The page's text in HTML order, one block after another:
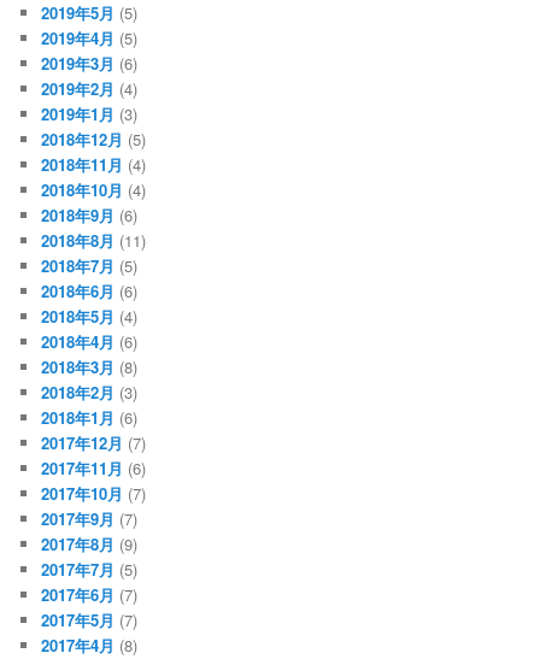
2019年5月 (5)
2019年4月 (5)
2019年3月 (6)
2019年2月 (4)
2019年1月 (3)
2018年12月 (5)
2018年11月 (4)
2018年10月 (4)
2018年9月 (6)
2018年8月 (11)
2018年7月 (5)
2018年6月 (6)
2018年5月 (4)
2018年4月 (6)
2018年3月 (8)
2018年2月 (3)
2018年1月 (6)
2017年12月 (7)
2017年11月 (6)
2017年10月 (7)
2017年9月 (7)
2017年8月 (9)
2017年7月 (5)
2017年6月 (7)
2017年5月 (7)
2017年4月 (8)